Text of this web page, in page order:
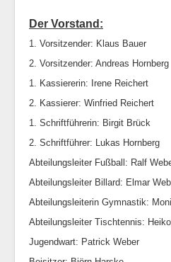
Der Vorstand:
1. Vorsitzender: Klaus Bauer
2. Vorsitzender: Andreas Hornberg
1. Kassiererin: Irene Reichert
2. Kassierer: Winfried Reichert
1. Schriftführerin: Birgit Brück
2. Schriftführer: Lukas Hornberg
Abteilungsleiter Fußball: Ralf
Abteilungsleiter Billard: Elmar
Abteilungsleiterin Gymnastik:
Abteilungsleiter Tischtennis:
Jugendwart: Patrick Weber